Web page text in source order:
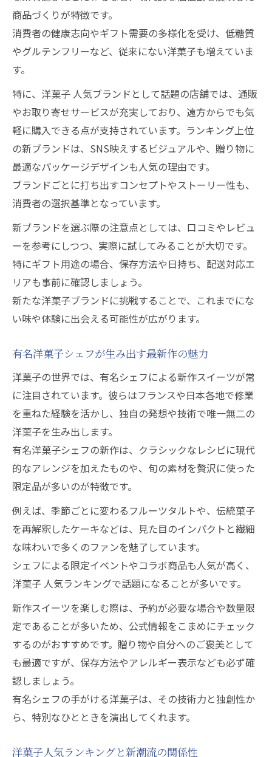
商品づくりが特徴です。
消費者の健康志向やギフト需要の多様化を受け、低糖質
やグルテンフリーなど、従来にない洋菓子も増えていま
す。
特に、洋菓子 人気ブランドとして話題の店舗では、通販
やお取り寄せサービスが充実しており、遠方からでも気
軽に購入できる点が支持されています。ランキング上位
の新ブランドは、SNS映えするビジュアルや、贈り物に
最適なパッケージデザインも人気の理由です。
ブランドごとに打ち出すコンセプトやストーリー性も、
消費者の選択基準となっています。
新ブランドを選ぶ際の注意点としては、口コミやレビュ
ーを参考にしつつ、実際に試してみることが大切です。
特にギフト用途の場合、保存方法や日持ち、配送対応エ
リアも事前に確認しましょう。
新たな洋菓子ブランドに挑戦することで、これまでにな
い味や体験に出会える可能性が広がります。
有名洋菓子シェフが生み出す最新作の魅力
洋菓子の世界では、有名シェフによる新作スイーツが常
に注目されています。彼らはフランスや日本各地で修業
を重ねた経験を活かし、独自の発想や技術で唯一無二の
洋菓子を生み出します。
有名洋菓子シェフの新作は、クラシックなレシピに現代
的なアレンジを加えたものや、旬の素材を贅沢に使った
限定品が多いのが特徴です。
例えば、季節ごとに変わるフルーツタルトや、伝統菓子
を再解釈したケーキなどは、見た目のインパクトと繊細
な味わいで多くのファンを魅了しています。
シェフによる限定イベントやコラボ商品も人気が高く、
洋菓子 人気ランキングで話題になることが多いです。
新作スイーツを楽しむ際は、予約が必要な場合や数量限
定であることが多いため、公式情報をこまめにチェック
するのがおすすめです。贈り物や自分へのご褒美として
も最適ですが、保存方法やアレルギー表示なども必ず確
認しましょう。
有名シェフの手がける洋菓子は、その技術力と独創性か
ら、特別なひとときを演出してくれます。
洋菓子人気ランキングと新潮流の関係性